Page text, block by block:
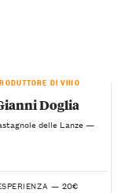
DI VINO
Doglia
delle Lanze —
— 20€